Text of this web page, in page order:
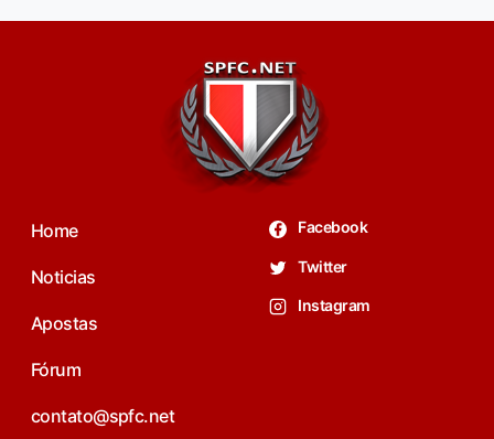
Home
Noticias
Apostas
Fórum
contato@spfc.net
Facebook
Twitter
Instagram